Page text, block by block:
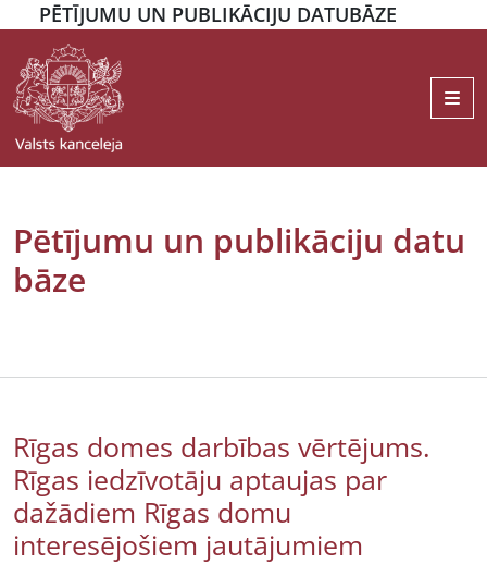
PĒTĪJUMU UN PUBLIKĀCIJU DATUBĀZE
Pētījumu un publikāciju datu
bāze
Rīgas domes darbības vērtējums.
Rīgas iedzīvotāju aptaujas par
dažādiem Rīgas domu
interesējošiem jautājumiem